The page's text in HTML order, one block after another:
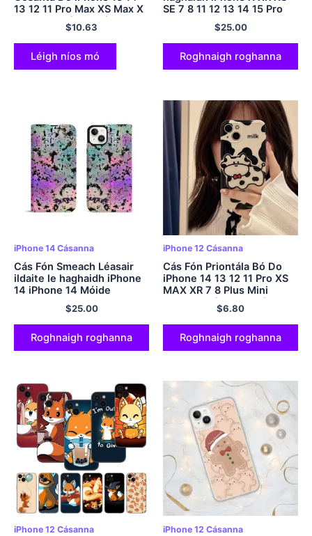
13 12 11 Pro Max XS Max X
XR 15 14 Móide Clúdach
Muirear Gan Sreang
Maighnéadach
$10.63
Léigh níos mó
SE 7 8 11 12 13 14 15 Pro
Mini Plus Pro Max
$25.00
Roghnaigh roghanna
iPhone 14 Cásanna
Cás Fón Smeach Léasair
ildaite le haghaidh iPhone
14 iPhone 14 Móide
$25.00
Roghnaigh roghanna
iPhone 12 Cásanna
Cás Fón Priontála Bó Do
iPhone 14 13 12 11 Pro XS
MAX XR 7 8 Plus Mini
SE2020 Cásanna Clúdach
Silicone Le Sealbhóir
$6.80
Roghnaigh roghanna
iPhone 12 Cásanna iPhone 12 Cásanna